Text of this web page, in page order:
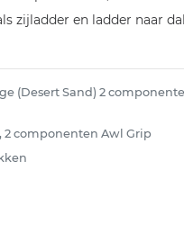
zijladder en ladder naar
(Desert Sand) 2
2 componenten Awl Grip